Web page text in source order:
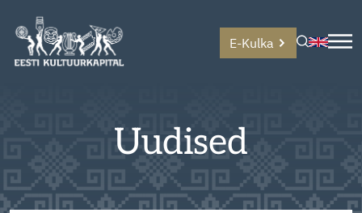
E-Kulka
Uudised